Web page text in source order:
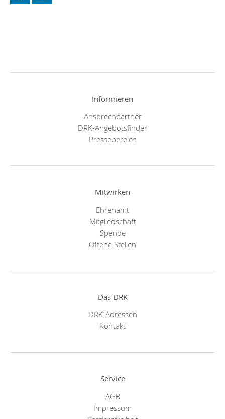
Informieren
Ansprechpartner
DRK-Angebotsfinder
Pressebereich
Mitwirken
Ehrenamt
Mitgliedschaft
Spende
Offene Stellen
Das DRK
DRK-Adressen
Kontakt
Service
AGB
Impressum